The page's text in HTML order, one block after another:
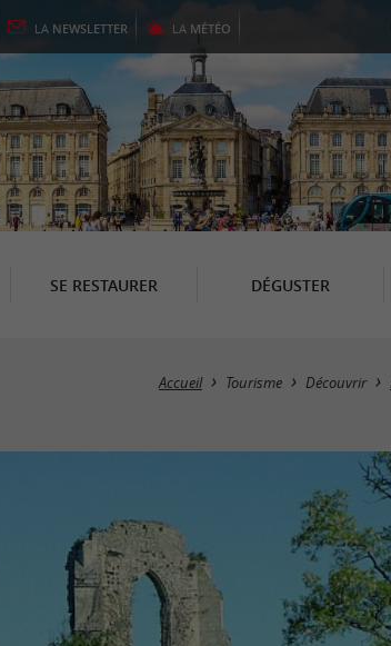
LA NEWSLETTER LA MÉTÉO
SE RESTAURER DÉGUSTER
Accueil Tourisme Découvrir